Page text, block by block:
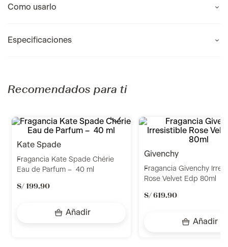
Como usarlo
Especificaciones
Recomendados para ti